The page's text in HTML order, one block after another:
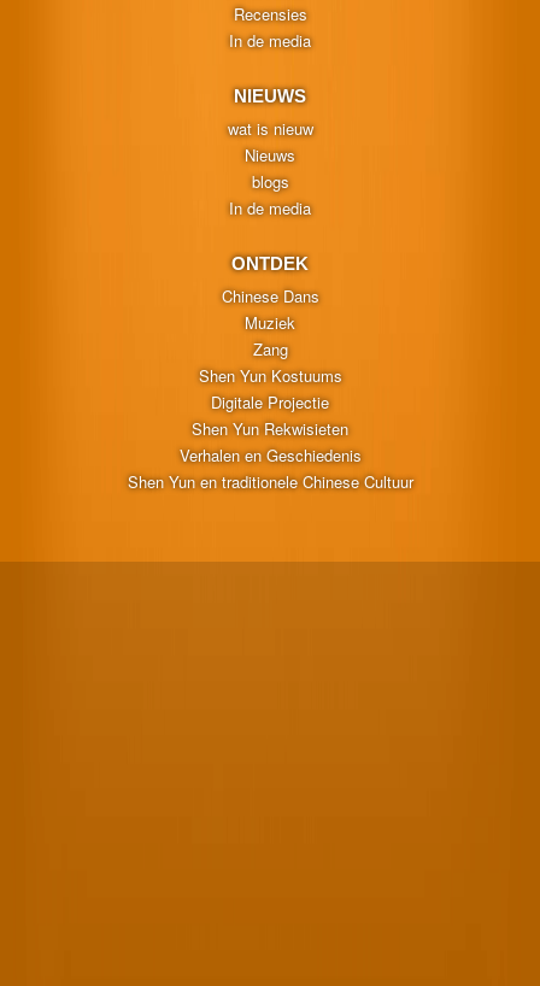
Recensies
In de media
NIEUWS
wat is nieuw
Nieuws
blogs
In de media
ONTDEK
Chinese Dans
Muziek
Zang
Shen Yun Kostuums
Digitale Projectie
Shen Yun Rekwisieten
Verhalen en Geschiedenis
Shen Yun en traditionele Chinese Cultuur